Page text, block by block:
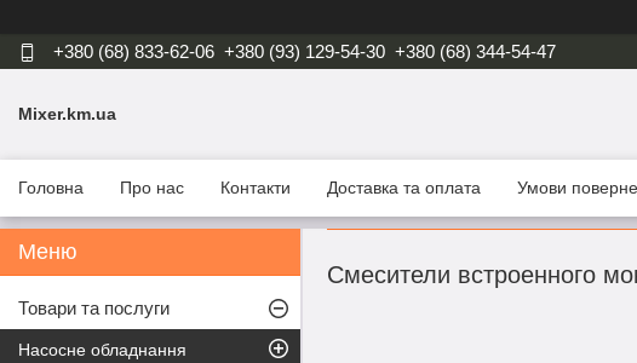
+380 (68) 833-62-06 +380 (93) 129-54-30 +380 (68) 344-54-47
Mixer.km.ua
Головна Про нас Контакти Доставка та оплата Умови
Смесители встроенного
Товари та послуги
Насосне обладнання